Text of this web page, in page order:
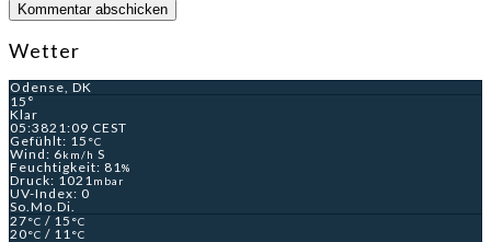
Wetter
Odense, DK
15°
Klar
05:3821:09 CEST
Gefühlt: 15 °C
Wind: 6km/h S
Feuchtigkeit: 81%
Druck: 1021mbar
UV-Index: 0
So.Mo.Di.
27°C / 15 °C
20°C / 11°C